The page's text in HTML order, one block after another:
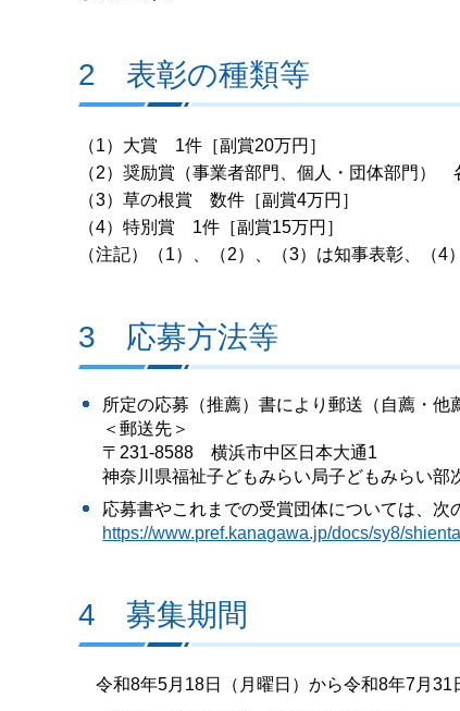
2 表彰の種類等
（1）大賞 1件［副賞20万円］
（2）奨励賞（事業者部門、個人・団体部門）
（3）草の根賞 数件［副賞4万円］
（4）特別賞 1件［副賞15万円］
（注記）（1）、（2）、（3）は知事表彰、（
3 応募方法等
所定の応募（推薦）書により郵送（自薦・他
＜郵送先＞
〒231-8588 横浜市中区日本大通1
神奈川県福祉子どもみらい局子どもみらい部
応募書やこれまでの受賞団体については、次
https://www.pref.kanagawa.jp/docs/sy8/
4 募集期間
令和8年5月18日（月曜日）から令和8年7月31